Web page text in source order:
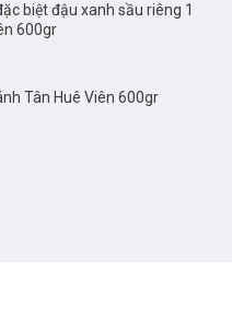
biệt đậu xanh sầu riêng 1
600gr
Tân Huê Viên 600gr